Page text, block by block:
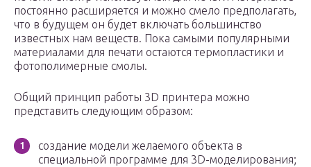
постоянно расширяется и можно смело предполагать,
что в будущем он будет включать большинство
известных нам веществ. Пока самыми популярными
материалами для печати остаются термопластики и
фотополимерные смолы.
Общий принцип работы 3D принтера можно
представить следующим образом:
создание модели желаемого объекта в
специальной программе для 3D-моделирования;